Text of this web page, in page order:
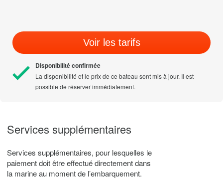
Voir les tarifs
Disponibilité confirmée
La disponibilité et le prix de ce bateau sont mis à jour. Il est
possible de réserver immédiatement.
Services supplémentaires
Services supplémentaires, pour lesquelles le
paiement doit être effectué directement dans
la marine au moment de l’embarquement.